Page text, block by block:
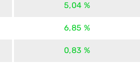
5,04 %
6,85 %
0,83 %